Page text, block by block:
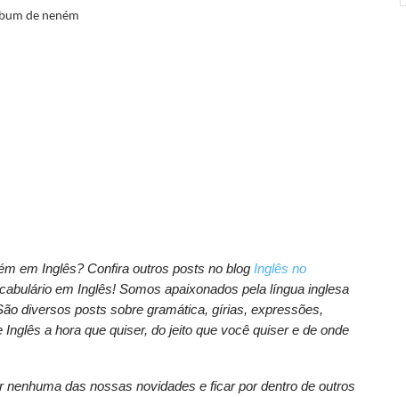
de neném
em Inglês? Confira outros posts no blog Inglês no
em Inglês! Somos apaixonados pela língua inglesa
diversos posts sobre gramática, gírias, expressões,
a hora que quiser, do jeito que você quiser e de onde
nenhuma das nossas novidades e ficar por dentro de outros